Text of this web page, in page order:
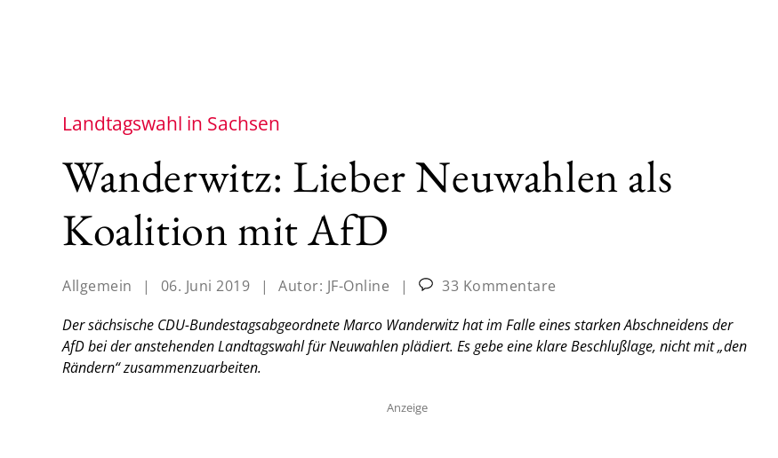
Landtagswahl in Sachsen
Wanderwitz: Lieber Neuwahlen als
Koalition mit AfD
Allgemein | 06. Juni 2019 | Autor: JF-Online |
33 Kommentare
Der sächsische CDU-Bundestagsabgeordnete Marco Wanderwitz hat im Falle eines starken Abschneidens der
AfD bei der anstehenden Landtagswahl für Neuwahlen plädiert. Es gebe eine klare Beschlußlage, nicht mit „den
Rändern“ zusammenzuarbeiten.
Anzeige